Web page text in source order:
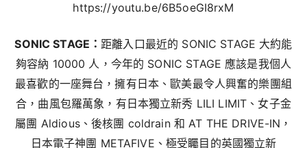
https://youtu.be/6B5oeGI8rxM
SONIC STAGE：距離入口最近的 SONIC STAGE 大約能
夠容納 10000 人，今年的 SONIC STAGE 應該是我個人
最喜歡的一座舞台，擁有日本、歐美最令人興奮的樂團組
合，曲風包羅萬象，有日本獨立新秀 LILI LIMIT、女子金
屬團 Aldious、後核團 coldrain 和 AT THE DRIVE-IN，
日本電子神團 METAFIVE、極受矚目的英國獨立新